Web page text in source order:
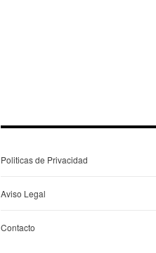
Politicas de Privacidad
Aviso Legal
Contacto